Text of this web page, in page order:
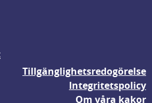
Tillgänglighetsredogörelse
Integritetspolicy
Om våra kakor